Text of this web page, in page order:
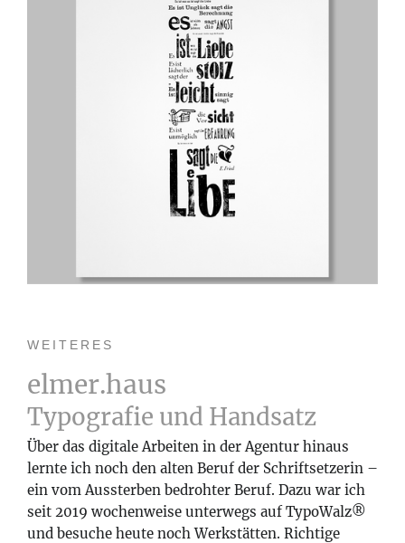
WEITERES
elmer.haus
Typografie und Handsatz
Über das digitale Arbeiten in der Agentur hinaus
lernte ich noch den alten Beruf der Schriftsetzerin –
ein vom Aussterben bedrohter Beruf. Dazu war ich
seit 2019 wochenweise unterwegs auf TypoWalz®
und besuche heute noch Werkstätten. Richtige